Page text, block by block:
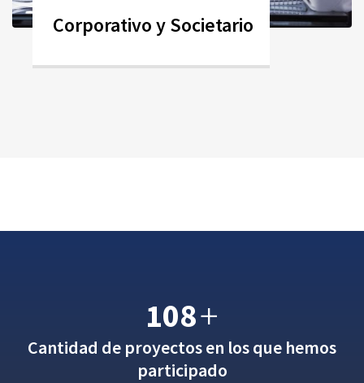
Corporativo y Societario
108+
Cantidad de proyectos en los que hemos
participado